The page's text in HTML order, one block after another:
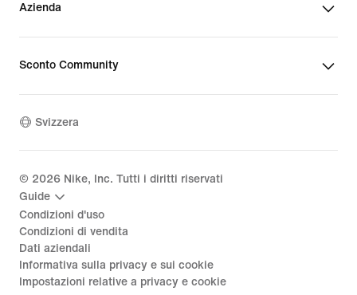
Azienda
Sconto Community
Svizzera
© 2026 Nike, Inc. Tutti i diritti riservati
Guide
Condizioni d'uso
Condizioni di vendita
Dati aziendali
Informativa sulla privacy e sui cookie
Impostazioni relative a privacy e cookie